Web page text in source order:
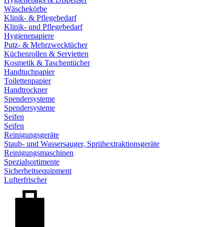
Wäschekörbe
Klinik- & Pflegebedarf
Klinik- und Pflegebedarf
Hygienepapiere
Putz- & Mehrzwecktücher
Küchenrollen & Servietten
Kosmetik & Taschentücher
Handtuchpapier
Toilettenpapier
Handtrockner
Spendersysteme
Spendersysteme
Seifen
Seifen
Reinigungsgeräte
Staub- und Wassersauger, Sprühextraktionsgeräte
Reinigungsmaschinen
Spezialsortimente
Sicherheitsequipment
Lufterfrischer